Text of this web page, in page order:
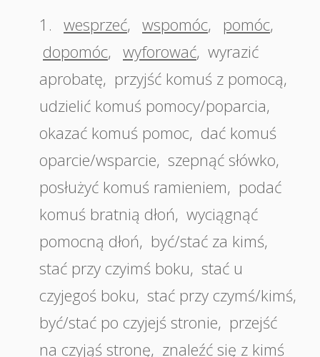
1. wesprzeć, wspomóc, pomóc,
dopomóc, wyforować, wyrazić
aprobatę, przyjść komuś z pomocą,
udzielić komuś pomocy/poparcia,
okazać komuś pomoc, dać komuś
oparcie/wsparcie, szepnąć słówko,
posłużyć komuś ramieniem, podać
komuś bratnią dłoń, wyciągnąć
pomocną dłoń, być/stać za kimś,
stać przy czyimś boku, stać u
czyjegoś boku, stać przy czymś/kimś,
być/stać po czyjejś stronie, przejść
na czyjąś stronę, znaleźć się z kimś